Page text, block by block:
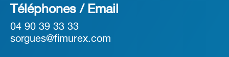
Téléphones / Email
04 90 39 33 33
sorgues@fimurex.com